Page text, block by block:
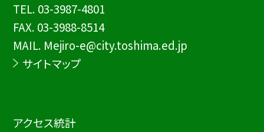
TEL. 03-3987-4801
FAX. 03-3988-8514
MAIL. Mejiro-e@city.toshima.ed.jp
サイトマップ
アクセス統計